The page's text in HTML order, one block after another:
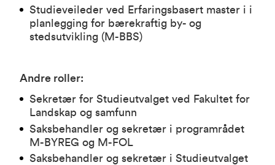
Studieveileder ved Erfaringsbasert master i i
planlegging for bærekraftig by- og
stedsutvikling (M-BBS)
Andre roller:
Sekretær for Studieutvalget ved Fakultet for
Landskap og samfunn
Saksbehandler og sekretær i programrådet
M-BYREG og M-FOL
Saksbehandler og sekretær i Studieutvalget